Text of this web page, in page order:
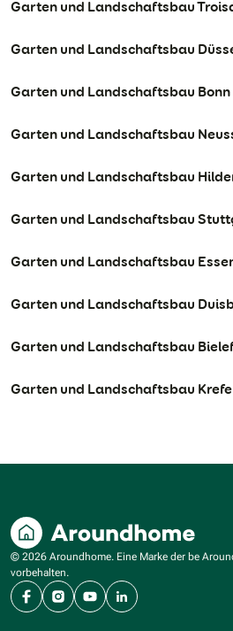
Garten und Landschaftsbau
Garten und Landschaftsbau
Garten und Landschaftsbau Bonn
Garten und Landschaftsbau
Garten und Landschaftsbau
Garten und Landschaftsbau
Garten und Landschaftsbau
Garten und Landschaftsbau
Garten und Landschaftsbau
Garten und Landschaftsbau
© 2026 Aroundhome. Eine Marke der be
vorbehalten.
FacebookInstagram
YouTubeLinkedIn